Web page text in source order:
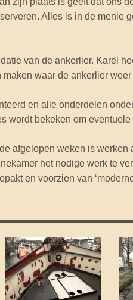
Alles is in de menie
van de ankerlier. Karel
maken waar de ankerlier
en alle onderdelen
wordt bekeken om
afgelopen weken is
het nodige werk te
en voorzien van